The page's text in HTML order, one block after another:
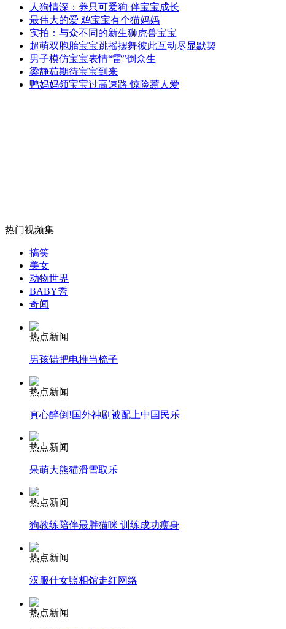
无痛分娩是否安全 医生回应
外交部：反对强权政治霸凌主义
消防员救轻生者
纽约上演“枕头大战”
司机酒驾遇交警 急速倒车逃窜
人狗情深：养只可爱狗 伴宝宝成长
最伟大的爱 鸡宝宝有个猫妈妈
实拍：与众不同的新生狮虎兽宝宝
超萌双胞胎宝宝跳摇摆舞彼此互动尽显默契
男子模仿宝宝表情“雷”倒众生
梁静茹期待宝宝到来
鸭妈妈领宝宝过高速路 惊险惹人爱
热门视频集
搞笑
美女
动物世界
BABY秀
奇闻
热点新闻
男孩错把电推当梳子
热点新闻
真心醉倒!国外神剧被配上中国民乐
热点新闻
呆萌大熊猫滑雪取乐
热点新闻
狗教练陪伴最胖猫咪 训练成功瘦身
热点新闻
汉服仕女照相馆走红网络
热点新闻